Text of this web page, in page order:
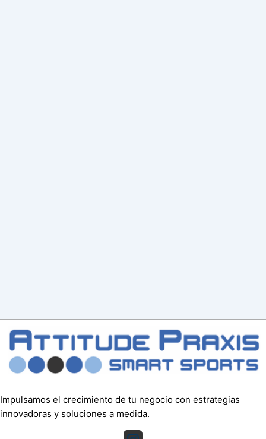
Impulsamos el crecimiento de tu negocio con estrategias
innovadoras y soluciones a medida.